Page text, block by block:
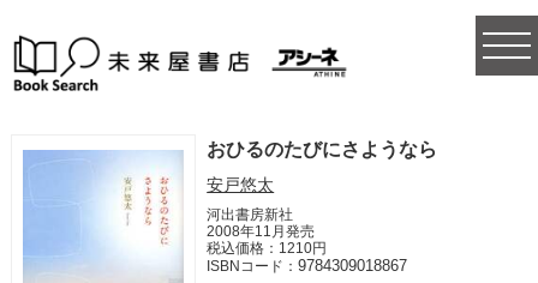
おひるのたびにさようなら
安戸悠太
河出書房新社
2008年11月発売
税込価格：1210円
ISBNコード：9784309018867